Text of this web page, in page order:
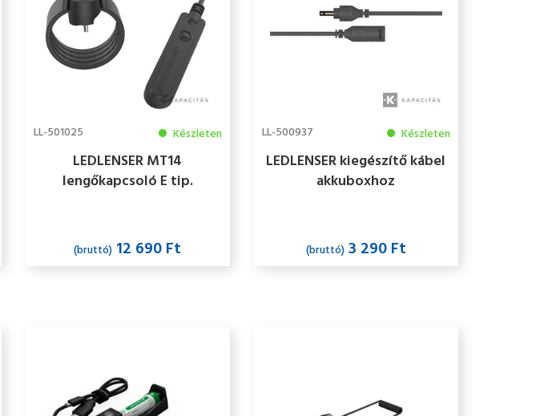
LL-501025 Készleten
LEDLENSER MT14
lengőkapcsoló E tip.
(bruttó) 12 690 Ft
LL-500937 Készleten
LEDLENSER kiegészítő kábel
akkuboxhoz
(bruttó)3 290 Ft